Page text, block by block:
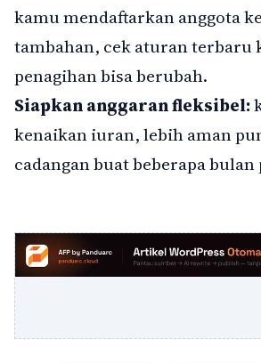
kamu mendaftarkan anggota
tambahan, cek aturan terbaru
penagihan bisa berubah.
Siapkan anggaran fleksibel:
kenaikan iuran, lebih aman
cadangan buat beberapa bulan